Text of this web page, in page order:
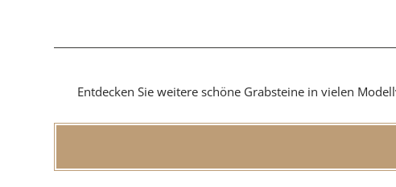
Marmor
Entdecken Sie weitere schöne Grabsteine in vielen